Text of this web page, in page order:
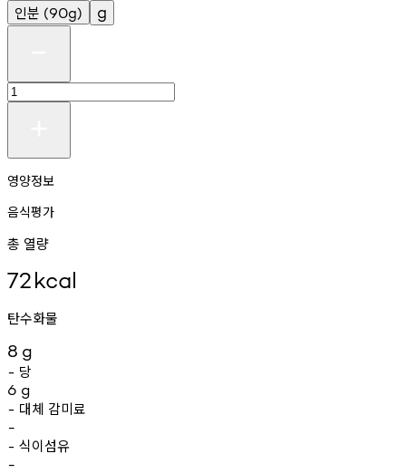
인분 (90g) g
영양정보
음식평가
총 열량
72kcal
탄수화물
8 g
- 당
6 g
- 대체 감미료
-
- 식이섬유
-